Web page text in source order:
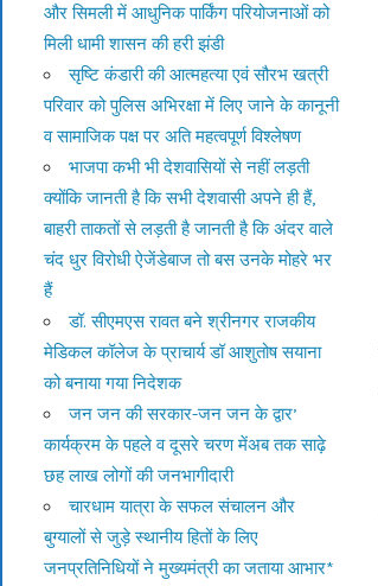
और सिमली में आधुनिक पार्किंग परियोजनाओं को
मिली धामी शासन की हरी झंडी
सृष्टि कंडारी की आत्महत्या एवं सौरभ खत्री
परिवार को पुलिस अभिरक्षा में लिए जाने के कानूनी
व सामाजिक पक्ष पर अति महत्वपूर्ण विश्लेषण
भाजपा कभी भी देशवासियों से नहीं लड़ती
क्योंकि जानती है कि सभी देशवासी अपने ही हैं,
बाहरी ताकतों से लड़ती है जानती है कि अंदर वाले
चंद धुर विरोधी ऐजेंडेबाज तो बस उनके मोहरे भर
हैं
डॉ. सीएमएस रावत बने श्रीनगर राजकीय
मेडिकल कॉलेज के प्राचार्य डॉ आशुतोष सयाना
को बनाया गया निदेशक
जन जन की सरकार-जन जन के द्वार’
कार्यक्रम के पहले व दूसरे चरण मेंअब तक साढ़े
छह लाख लोगों की जनभागीदारी
चारधाम यात्रा के सफल संचालन और
बुग्यालों से जुड़े स्थानीय हितों के लिए
जनप्रतिनिधियों ने मुख्यमंत्री का जताया आभार*